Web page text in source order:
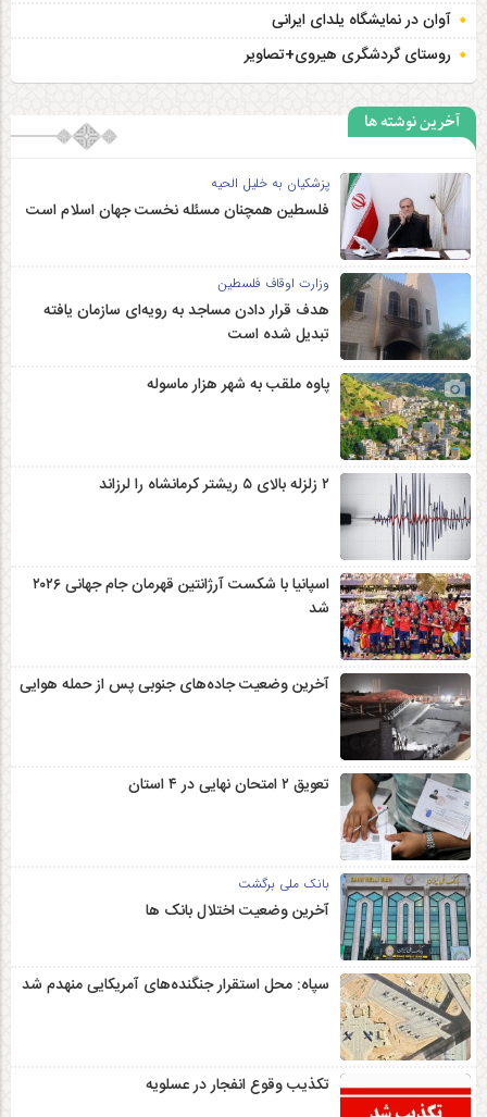
آوان در نمایشگاه یلدای ایرانی
روستای گردشگری هیروی+تصاویر
آخرین نوشته ها
پزشکیان به خلیل الحیه
فلسطین همچنان مسئله نخست جهان اسلام است
وزارت اوقاف فلسطین
هدف قرار دادن مساجد به رویه‌ای سازمان‌ یافته
تبدیل شده است
پاوه ملقب به شهر هزار ماسوله
۲ زلزله‌ بالای ۵ ریشتر کرمانشاه را لرزاند
اسپانیا با شکست آرژانتین قهرمان جام جهانی ۲۰۲۶
شد
آخرین وضعیت جاده‌های جنوبی پس از حمله هوایی
تعویق ۲ امتحان نهایی در ۴ استان
بانک ملی برگشت
آخرین وضعیت اختلال بانک ها
سپاه: محل استقرار جنگنده‌های آمریکایی منهدم شد
تکذیب وقوع انفجار در عسلویه